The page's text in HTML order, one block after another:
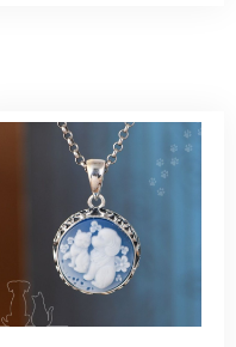
桃の花のブローチ プレゼント シルバー C002
えいただき、無事に
うございました。